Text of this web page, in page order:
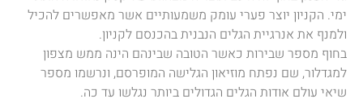
ימי. הקניון יוצר פערי עומק משמעותיים אשר מאפשרים להכיל
ולמנף את אנרגיית הגלים הנבנית בהכנסם לקניון.
בחוף מספר שבירות כאשר הטובה שבינהם הינה ממש מצפון
למגדלור, שם נפתח מוזיאון הגלישה המופרסם, ונרשמו מספר
שיאי עולם אודות הגלים הגדולים ביותר נגלשו עד כה.